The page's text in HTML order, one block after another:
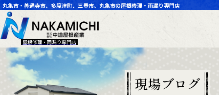
丸亀市・善通寺市、多度津町、三豊市、丸亀市の屋根修理・雨漏り専門店
屋根修理・雨漏り専門店
現場ブログ